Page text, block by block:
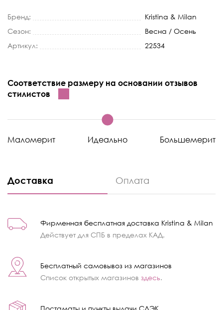
Бренд:
Kristina & Milan
Сезон:
Весна / Осень
Артикул:
22534
Соответствие размеру на основании отзывов
стилистов
Маломерит Идеально Большемерит
Доставка Оплата
Фирменная бесплатная доставка Kristina & Milan
Действует для СПБ в пределах КАД.
Бесплатный самовывоз из магазинов
Список открытых магазинов здесь.
Постаматы и пункты выдачи СДЭК